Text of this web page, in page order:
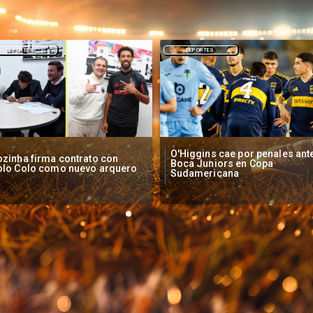
cae por penales ante
Juniors en Copa
DEPORTES
Operadores de apuestas
piden acelerar regulación en
Chile
NACIONAL